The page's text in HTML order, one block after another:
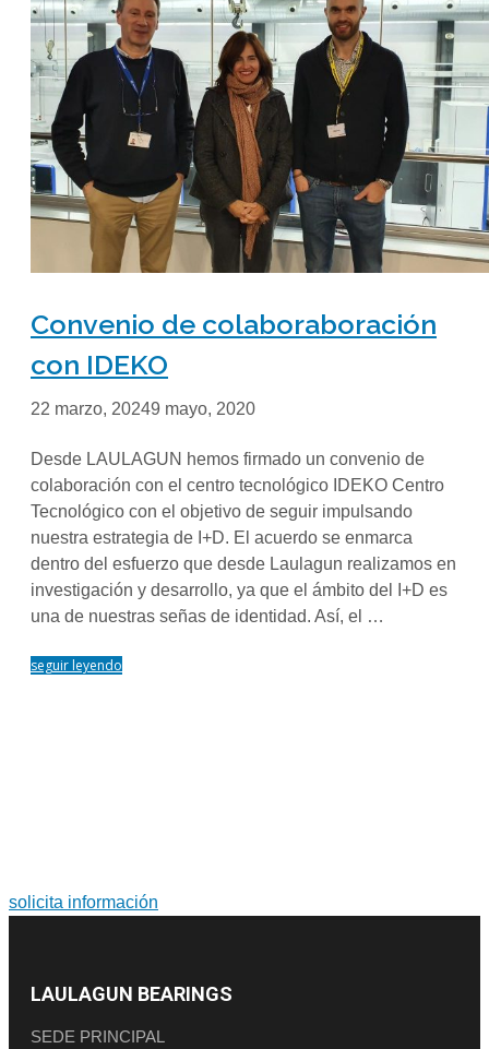
Convenio de colaboraboración
con IDEKO
22 marzo, 20249 mayo, 2020
Desde LAULAGUN hemos firmado un convenio de
colaboración con el centro tecnológico IDEKO Centro
Tecnológico con el objetivo de seguir impulsando
nuestra estrategia de I+D. El acuerdo se enmarca
dentro del esfuerzo que desde Laulagun realizamos en
investigación y desarrollo, ya que el ámbito del I+D es
una de nuestras señas de identidad. Así, el …
seguir leyendo
solicita información
LAULAGUN BEARINGS
SEDE PRINCIPAL